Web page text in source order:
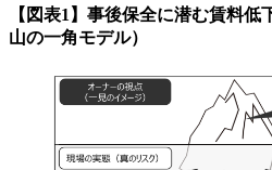
【図表1】事後保全に潜む賃料
山の一角モデル）